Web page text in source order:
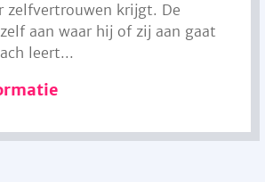
zelfvertrouwen krijgt. De
aan waar hij of zij aan gaat
leert...